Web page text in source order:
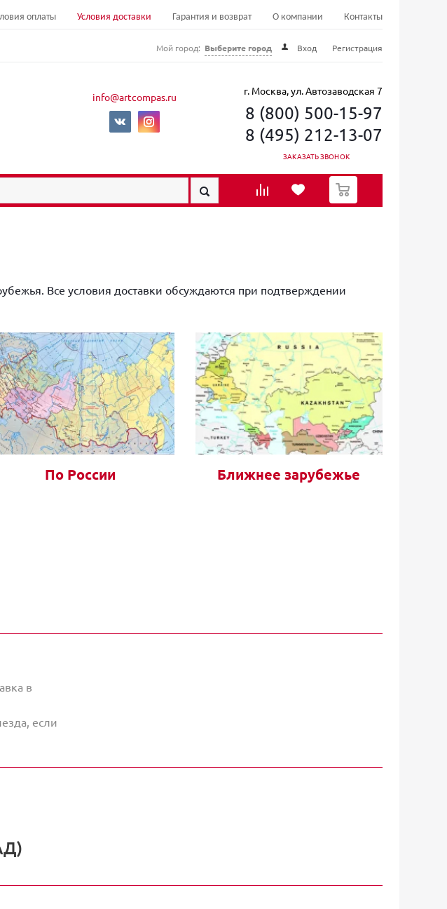
оплаты Условия доставки Гарантия и возврат О компании Контакты
Мой город: Выберите город Вход Регистрация
info@artcompas.ru г. Москва, ул. Автозаводская 7
8 (800) 500-15-97
8 (495) 212-13-07
ЗАКАЗАТЬ ЗВОНОК
0
Все условия доставки обсуждаются при подтверждении
По России Ближнее зарубежье
в
если